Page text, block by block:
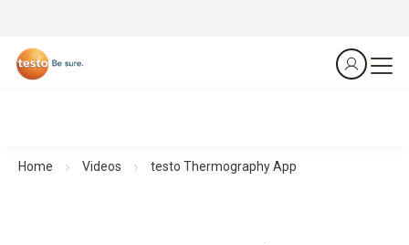
Home Videos testo Thermography App